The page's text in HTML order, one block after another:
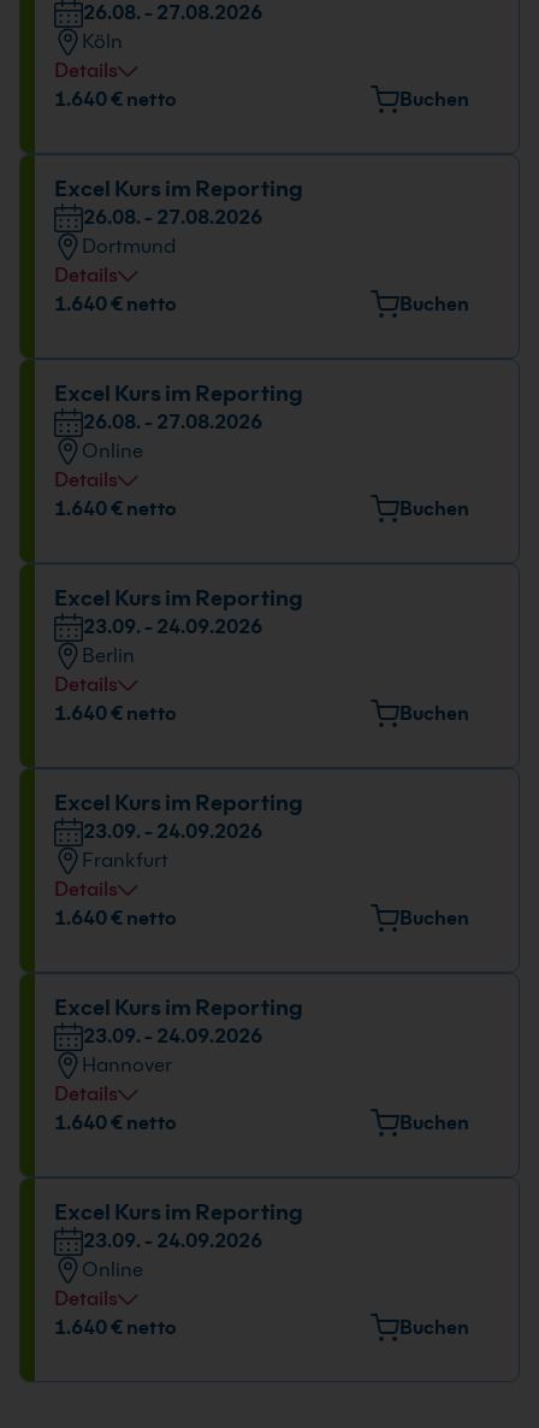
26.08. - 27.08.2026
Köln
Details
Veranstaltungsort
Datum und Uhrzeit
26.08. - 27.08.2026
09:00 - 17:00 Uhr
1.640 € netto Buchen
Excel Kurs im Reporting
26.08. - 27.08.2026
Dortmund
Details
Veranstaltungsort
Datum und Uhrzeit
26.08. - 27.08.2026
09:00 - 17:00 Uhr
1.640 € netto Buchen
Excel Kurs im Reporting
26.08. - 27.08.2026
Online
Details
Datum und Uhrzeit
1.640 € netto Buchen
Excel Kurs im Reporting
23.09. - 24.09.2026
Berlin
Details
Veranstaltungsort
Datum und Uhrzeit
23.09. - 24.09.2026
09:00 - 17:00 Uhr
1.640 € netto Buchen
Excel Kurs im Reporting
23.09. - 24.09.2026
Frankfurt
Details
Veranstaltungsort
Datum und Uhrzeit
23.09. - 24.09.2026
09:00 - 17:00 Uhr
1.640 € netto Buchen
Excel Kurs im Reporting
23.09. - 24.09.2026
Hannover
Details
Veranstaltungsort
Datum und Uhrzeit
23.09. - 24.09.2026
09:00 - 17:00 Uhr
1.640 € netto Buchen
Excel Kurs im Reporting
23.09. - 24.09.2026
Online
Details
Datum und Uhrzeit
1.640 € netto Buchen